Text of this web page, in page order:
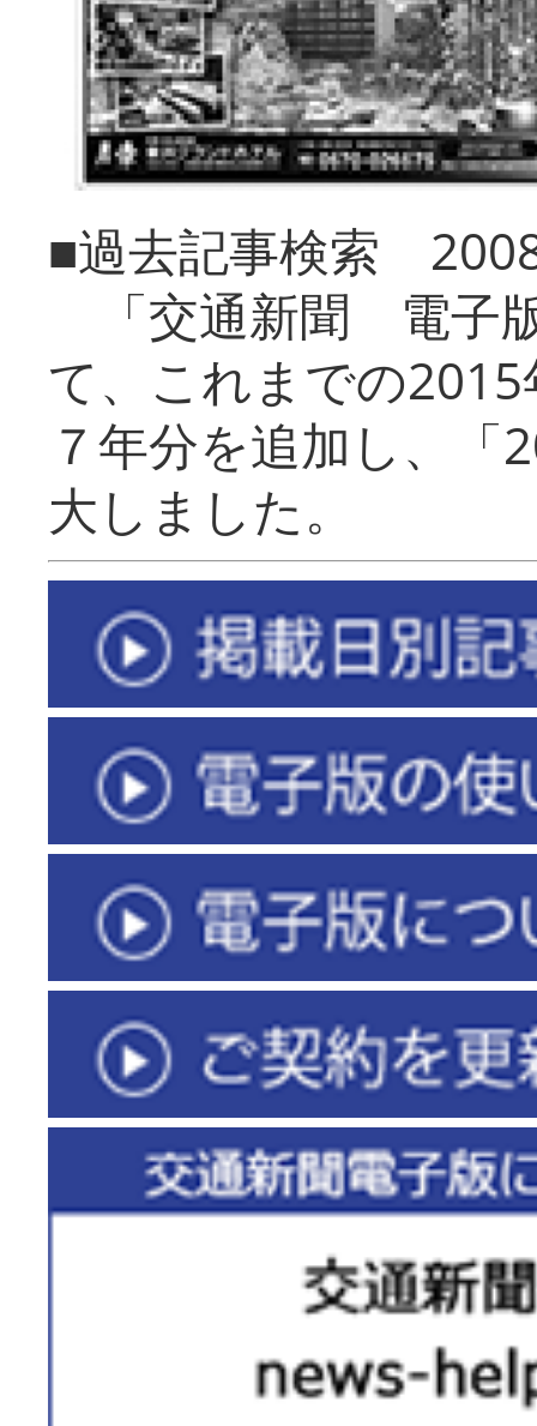
■過去記事検索
「交通新聞 電子
て、これまでの
７年分を追加し、「
大しまし